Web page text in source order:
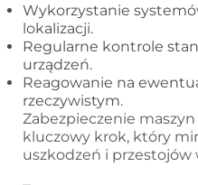
Wykorzystanie
lokalizacji.
Regularne kontrole
urządzeń.
Reagowanie na
rzeczywistym.
Zabezpieczenie
kluczowy krok, który
uszkodzeń i przestojów